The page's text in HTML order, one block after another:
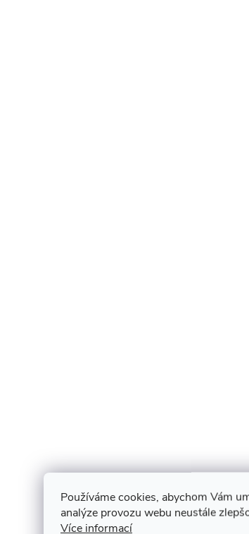
Používáme cookies, abychom Vám
analýze provozu webu neustále
Více informací